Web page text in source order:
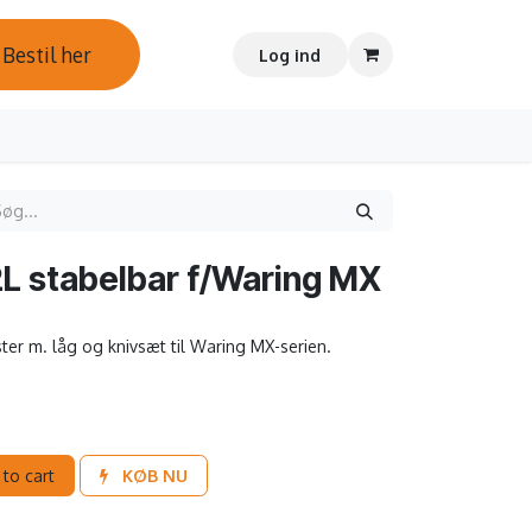
Bestil her Log ind
stabelbar f/Waring MX
m. låg og knivsæt til Waring MX-serien.
cart KØB NU